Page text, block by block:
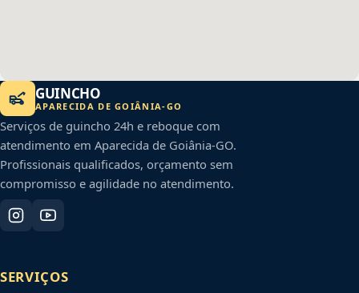
GUINCHO
APARECIDA DE GOIÂNIA-GO
Serviços de guincho 24h e reboque com
atendimento em Aparecida de Goiânia-GO.
Profissionais qualificados, orçamento sem
compromisso e agilidade no atendimento.
SERVIÇOS